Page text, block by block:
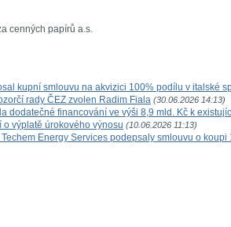
cenných papírů a.s.
kupní smlouvu na akvizici 100% podílu v italské
rady ČEZ zvolen Radim Fiala (30.06.2026 14:13)
dodatečné financování ve výši 8,9 mld. Kč k
o výplatě úrokového výnosu (10.06.2026 11:13)
Techem Energy Services podepsaly smlouvu o